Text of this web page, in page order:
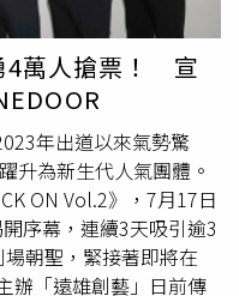
你可能賺到利差，但也
房貸、拿資金投資，關
力創造高於房貸成本的
那就乖乖還房貸。」徐
你自己：股災來時你撐
多採本息平均攤還，每
許多人忽略的是，本息
付利息，本金下降速度
或使用寬限期，雖然每
重要的是，若投資市場
4萬人搶票！ 宣
年出道以來氣勢驚
升為新生代人氣團體。
ON Vol.2》，7月17日
序幕，連續3天吸引逾3
朝聖，緊接著即將在
辦「遠雄創藝」日前傳